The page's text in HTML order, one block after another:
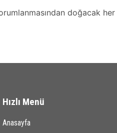
doğacak
Hızlı Menü
Anasayfa